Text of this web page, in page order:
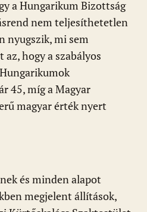
a Hungarikum Bizottság
nem teljesíthetetlen
nyugszik, mi sem
hogy a szabályos
45, míg a Magyar
magyar érték nyert
és minden alapot
megjelent állítások,